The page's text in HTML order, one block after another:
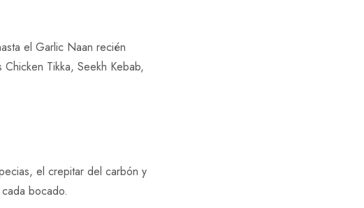
el Garlic Naan recién
Tikka, Seekh Kebab,
el crepitar del carbón y
bocado.